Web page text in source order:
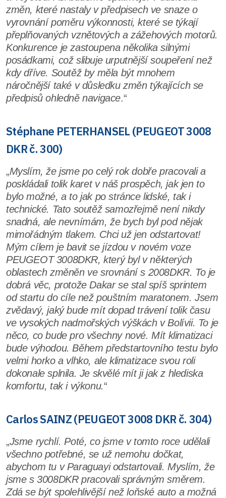
změn, které nastaly v předpisech ve snaze o
vyrovnání poměru výkonnosti, které se týkají
přeplňovaných vznětových a zážehových motorů.
Konkurence je zastoupena několika silnými
posádkami, což slibuje urputnější soupeření než
kdy dříve. Soutěž by měla být mnohem
náročnější také v důsledku změn týkajících se
předpisů ohledně navigace.“
Stéphane PETERHANSEL (PEUGEOT 3008
DKR č. 300)
„Myslím, že jsme po celý rok dobře pracovali a
poskládali tolik karet v náš prospěch, jak jen to
bylo možné, a to jak po stránce lidské, tak i
technické. Tato soutěž samozřejmě není nikdy
snadná, ale nevnímám, že bych byl pod nějak
mimořádným tlakem. Chci už jen odstartovat!
Mým cílem je bavit se jízdou v novém voze
PEUGEOT 3008DKR, který byl v některých
oblastech změněn ve srovnání s 2008DKR. To je
dobrá věc, protože Dakar se stal spíš sprintem
od startu do cíle než pouštním maratonem. Jsem
zvědavý, jaký bude mít dopad trávení tolik času
ve vysokých nadmořských výškách v Bolívii. To je
něco, co bude pro všechny nové. Mít klimatizaci
bude výhodou. Během předstartovního testu bylo
velmi horko a vlhko, ale klimatizace svou roli
dokonale splnila. Je skvělé mít ji jak z hlediska
komfortu, tak i výkonu.“
Carlos SAINZ (PEUGEOT 3008 DKR č. 304)
„Jsme rychlí. Poté, co jsme v tomto roce udělali
všechno potřebné, se už nemohu dočkat,
abychom tu v Paraguayi odstartovali. Myslím, že
jsme s 3008DKR pracovali správným směrem.
Zdá se být spolehlivější než loňské auto a možná